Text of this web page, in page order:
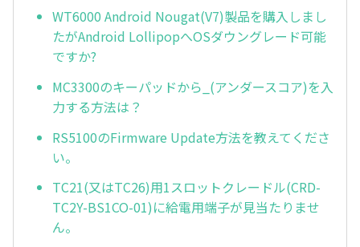
WT6000 Android Nougat(V7)製品を購入しまし
たがAndroid LollipopへOSダウングレード可能
ですか?
MC3300のキーパッドから_(アンダースコア)を入
力する方法は？
RS5100のFirmware Update方法を教えてくださ
い。
TC21(又はTC26)用1スロットクレードル(CRD-
TC2Y-BS1CO-01)に給電用端子が見当たりませ
ん。